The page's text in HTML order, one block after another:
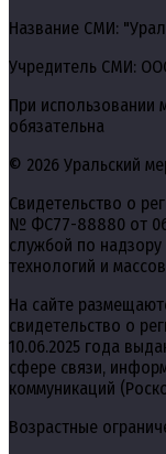
Название СМИ:
Учредитель СМИ:
При использовании
обязательна
© 2026 Уральский
Свидетельство о
№ ФС77-88880 от
службой по
технологий и
На сайте
свидетельство о
10.06.2025 года
сфере связи,
коммуникаций
Возрастные